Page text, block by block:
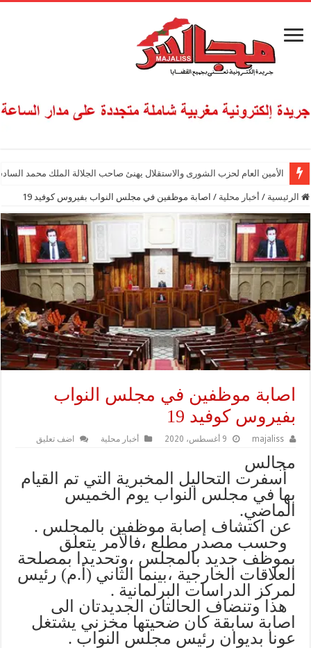
الأمين العام لحزب الشورى والاستقلال يهنئ صاحب الجلالة الملك محمد
الرئيسية / أخبار محلية / اصابة موظفين في مجلس النواب بفيروس كوفيد 19
اصابة موظفين في مجلس النواب
بفيروس كوفيد 19
majaliss 9 أغسطس، 2020 أخبار محلية اضف تعليق
مجالس
أسفرت التحاليل المخبرية التي تم القيام
بها في مجلس النواب يوم الخميس
الماضي.
عن اكتشاف إصابة موظفين بالمجلس .
وحسب مصدر مطلع ،فالأمر يتعلق
بموظف جديد بالمجلس ،وتحديدا بمصلحة
العلاقات الخارجية ،بينما الثاني (أ.م) رئيس
لمركز الدراسات البرلمانية .
هذا وتنضاف الحالتان الجديدتان الى
اصابة سابقة كان ضحيتها مخزني يشتغل
عونا بديوان رئيس مجلس النواب .